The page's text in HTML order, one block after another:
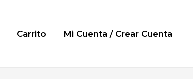
Carrito Mi Cuenta / Crear Cuenta